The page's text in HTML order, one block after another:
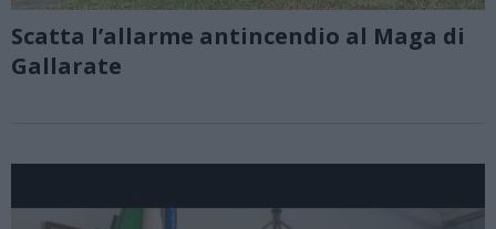
Scatta l’allarme antincendio al Maga di
Gallarate